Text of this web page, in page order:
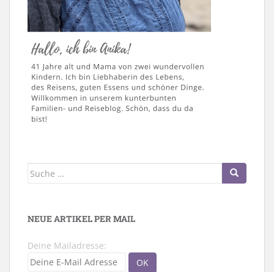
Suche
NEUE ARTIKEL PER MAIL
Deine Mailadresse: